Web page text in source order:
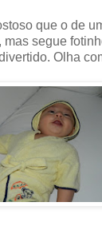
que o de
segue
Olha